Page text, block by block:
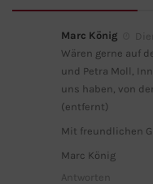
Marc König
Wären gerne auf
und Petra Moll,
uns haben, von
(entfernt)
Mit freundlichen
Marc König
Antworten